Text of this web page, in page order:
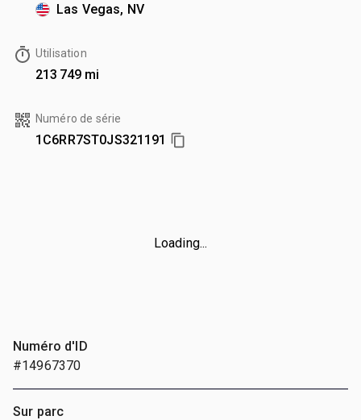
Las Vegas, NV
Utilisation
213 749 mi
Numéro de série
1C6RR7ST0JS321191
Loading...
Numéro d'ID
#14967370
Sur parc